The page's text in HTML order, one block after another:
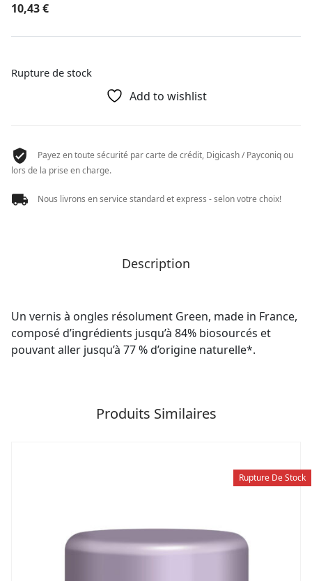
10,43€
Rupture de stock
Add to wishlist
Payez en toute sécurité par carte de crédit, Digicash / Payconiq ou
lors de la prise en charge.
Nous livrons en service standard et express - selon votre choix!
Description
Un vernis à ongles résolument Green, made in France,
composé d’ingrédients jusqu’à 84% biosourcés et
pouvant aller jusqu’à 77 % d’origine naturelle*.
Produits Similaires
Rupture De Stock